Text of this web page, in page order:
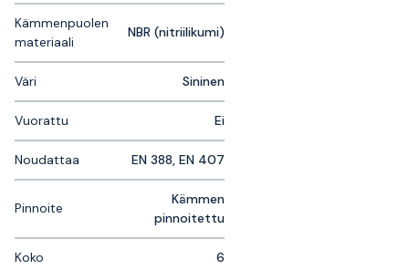
Kämmenpuolen
materiaali
NBR (nitriilikumi)
Väri Sininen
Vuorattu Ei
Noudattaa EN 388, EN 407
Pinnoite
Kämmen
pinnoitettu
Koko 6